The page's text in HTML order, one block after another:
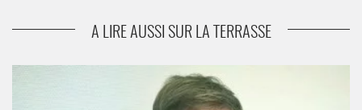
EXPOSURE
A LIRE AUSSI SUR LA TERRASSE
FAVORISER LA PAROLE DE L’ARTISTE - Critique sortie Théâtre